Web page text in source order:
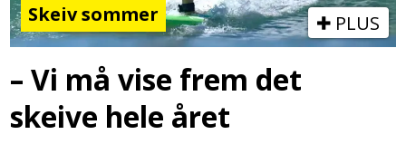
Skeiv sommer PLUS
– Vi må vise frem det
skeive hele året